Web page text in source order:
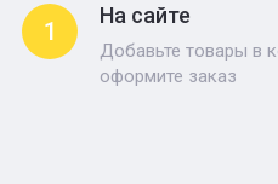
1
На сайте
Добавьте товары в
оформите заказ